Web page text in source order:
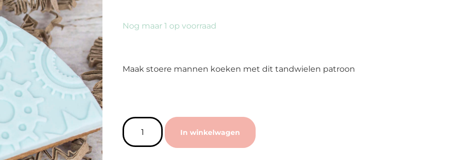
Nog maar 1 op voorraad
Maak stoere mannen koeken met dit tandwielen patroon
In winkelwagen